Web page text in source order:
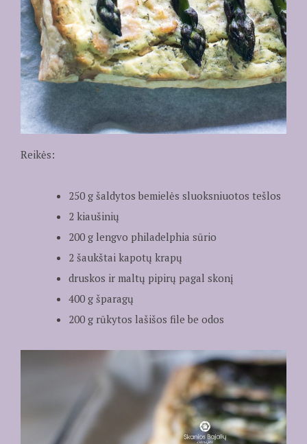
Reikės:
250 g šaldytos bemielės sluoksniuotos tešlos
2 kiaušinių
200 g lengvo philadelphia sūrio
2 šaukštai kapotų krapų
druskos ir maltų pipirų pagal skonį
400 g šparagų
200 g rūkytos lašišos file be odos